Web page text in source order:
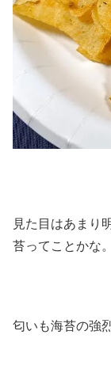
見た目はあまり
苔ってことかな。
匂いも海苔の強